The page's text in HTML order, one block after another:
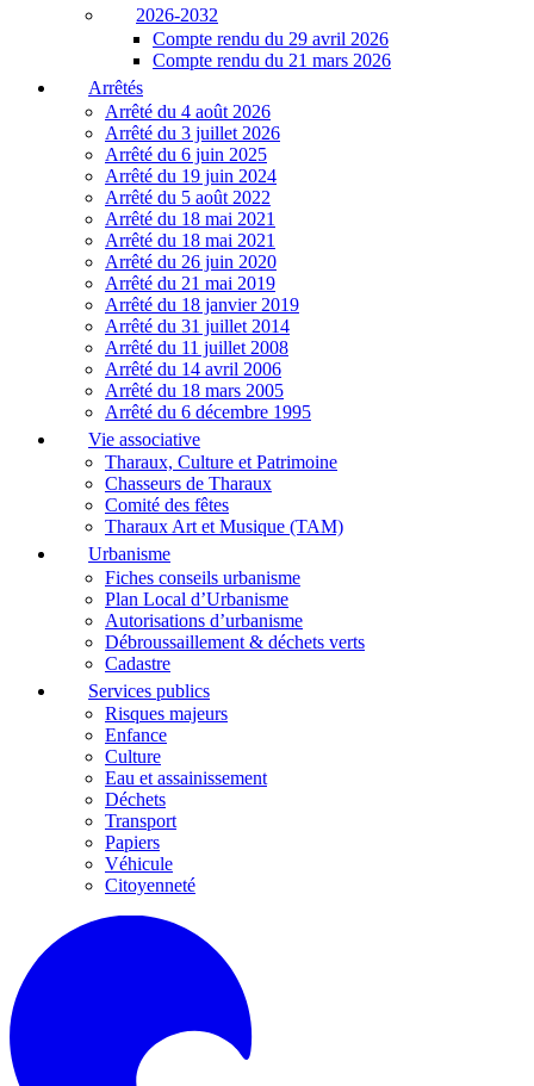
2026-2032
Compte rendu du 29 avril 2026
Compte rendu du 21 mars 2026
Arrêtés
Arrêté du 4 août 2026
Arrêté du 3 juillet 2026
Arrêté du 6 juin 2025
Arrêté du 19 juin 2024
Arrêté du 5 août 2022
Arrêté du 18 mai 2021
Arrêté du 18 mai 2021
Arrêté du 26 juin 2020
Arrêté du 21 mai 2019
Arrêté du 18 janvier 2019
Arrêté du 31 juillet 2014
Arrêté du 11 juillet 2008
Arrêté du 14 avril 2006
Arrêté du 18 mars 2005
Arrêté du 6 décembre 1995
Vie associative
Tharaux, Culture et Patrimoine
Chasseurs de Tharaux
Comité des fêtes
Tharaux Art et Musique (TAM)
Urbanisme
Fiches conseils urbanisme
Plan Local d’Urbanisme
Autorisations d’urbanisme
Débroussaillement & déchets verts
Cadastre
Services publics
Risques majeurs
Enfance
Culture
Eau et assainissement
Déchets
Transport
Papiers
Véhicule
Citoyenneté